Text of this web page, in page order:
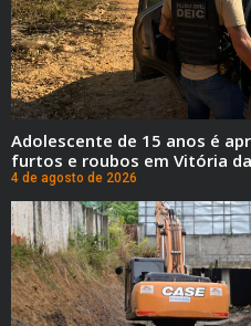
Adolescente de 15 anos é
furtos e roubos em Vitória
4 de agosto de 2026